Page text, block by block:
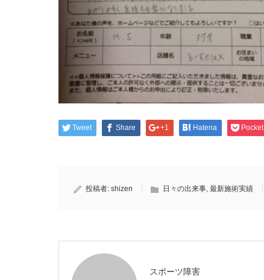
Tweet Share +1 Hatena Pocket
投稿者: shizen 日々の出来事, 最新施術実績
スポーツ障害